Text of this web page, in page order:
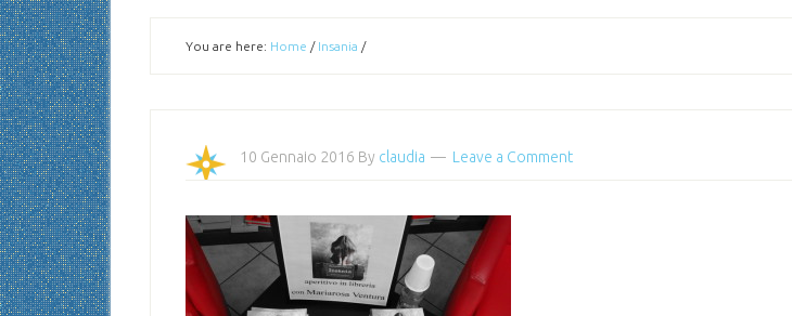
You are here: Home / Insania /
10 Gennaio 2016 By claudia Leave a Comment